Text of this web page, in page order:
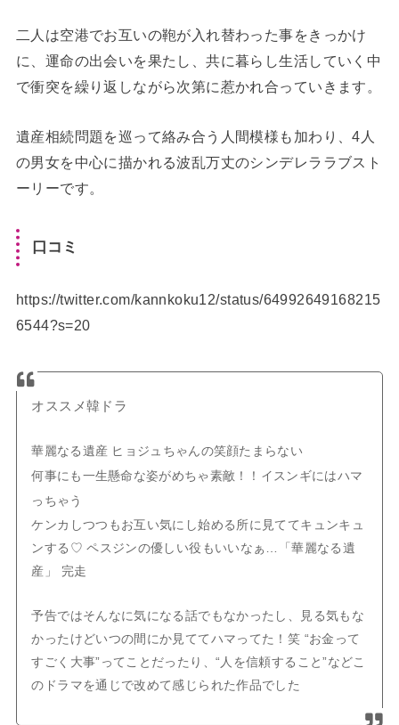
二人は空港でお互いの鞄が入れ替わった事をきっかけ
に、運命の出会いを果たし、共に暮らし生活していく中
で衝突を繰り返しながら次第に惹かれ合っていきます。
遺産相続問題を巡って絡み合う人間模様も加わり、4人
の男女を中心に描かれる波乱万丈のシンデレララブスト
ーリーです。
口コミ
https://twitter.com/kannkoku12/status/64992649168215
6544?s=20
オススメ韓ドラ
華麗なる遺産 ヒョジュちゃんの笑顔たまらない
何事にも一生懸命な姿がめちゃ素敵！！イスンギにはハマ
っちゃう
ケンカしつつもお互い気にし始める所に見ててキュンキュ
ンする♡ ペスジンの優しい役もいいなぁ…
「華麗なる遺
産」 完走
予告ではそんなに気になる話でもなかったし、見る気もな
かったけどいつの間にか見ててハマってた！笑 “お金って
すごく大事”ってことだったり、“人を信頼すること”などこ
のドラマを通じで改めて感じられた作品でした